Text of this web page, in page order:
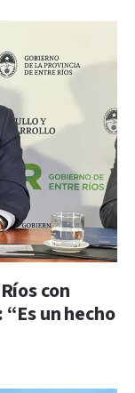
con
un hecho